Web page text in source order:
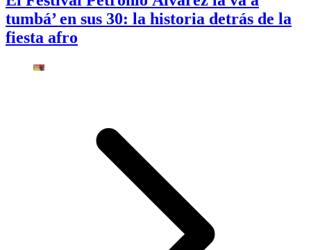
tumbá’ en sus 30: la historia detrás de la
fiesta afro